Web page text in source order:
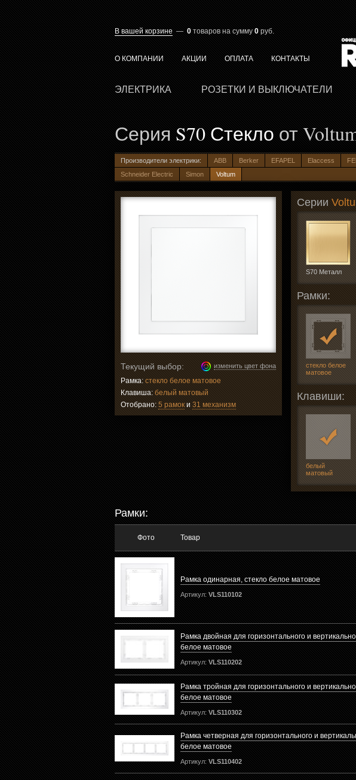
В вашей корзине — 0 товаров на сумму 0 руб.
О КОМПАНИИ АКЦИИ ОПЛАТА КОНТАКТЫ
ЭЛЕКТРИКА РОЗЕТКИ И ВЫКЛЮЧАТЕЛИ
Серия S70 Стекло от
Производители электрики: ABB Berker EFAPEL Elaccess
Schneider Electric
Simon Voltum
изменить цвет фона
Текущий выбор:
Рамка: стекло белое матовое
Клавиша: белый матовый
Отобрано: 5 рамок и 31 механизм
Серии
S70 Металл
Рамки:
стекло белое
матовое
Клавиши:
белый
матовый
Рамки:
Фото Товар
Рамка одинарная, стекло белое матовое
Артикул: VLS110102
Рамка двойная для горизонтального и
белое матовое
Артикул: VLS110202
Рамка тройная для горизонтального и
белое матовое
Артикул: VLS110302
Рамка четверная для горизонтального и
белое матовое
Артикул: VLS110402